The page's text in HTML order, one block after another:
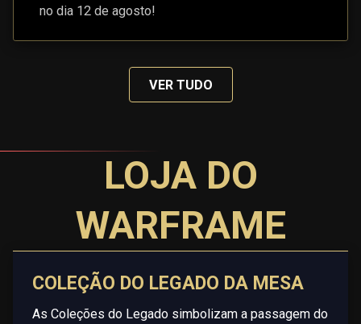
no dia 12 de agosto!
VER TUDO
LOJA DO
WARFRAME
COLEÇÃO DO LEGADO DA MESA
As Coleções do Legado simbolizam a passagem do